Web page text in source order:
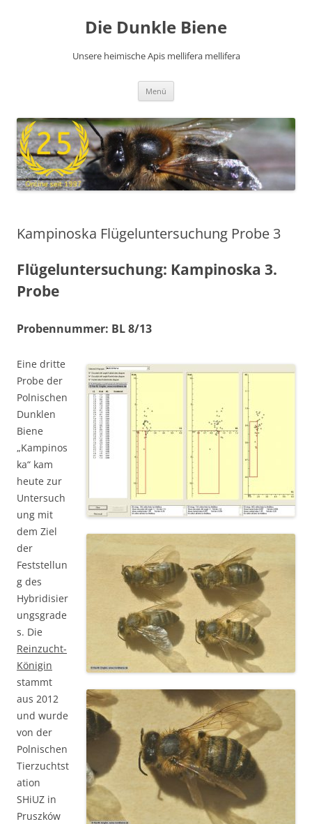
Die Dunkle Biene
Unsere heimische Apis mellifera mellifera
Menü
Kampinoska Flügeluntersuchung Probe 3
Flügeluntersuchung: Kampinoska 3.
Probe
Probennummer: BL 8/13
Eine dritte
Probe der
Polnischen
Dunklen
Biene
„Kampinos
ka“ kam
heute zur
Untersuch
ung mit
dem Ziel
der
Feststellun
g des
Hybridisier
ungsgrade
s. Die
Reinzucht-
Königin
stammt
aus 2012
und wurde
von der
Polnischen
Tierzuchtst
ation
SHiUZ in
Pruszków